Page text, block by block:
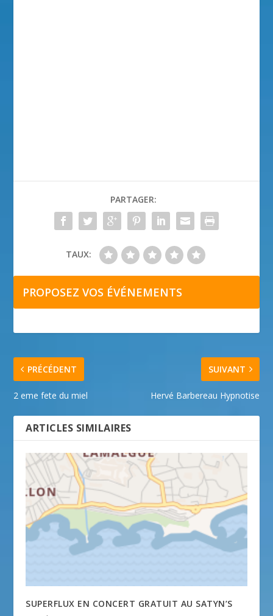
PARTAGER:
TAUX:
PROPOSEZ VOS ÉVÉNEMENTS
PRÉCÉDENT
2 eme fete du miel
SUIVANT
Hervé Barbereau Hypnotise
ARTICLES SIMILAIRES
SUPERFLUX EN CONCERT GRATUIT AU SATYN’S